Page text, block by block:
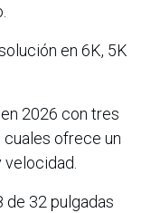
en 6K, 5K
2026 con tres
ofrece un
velocidad.
de 32 pulgadas